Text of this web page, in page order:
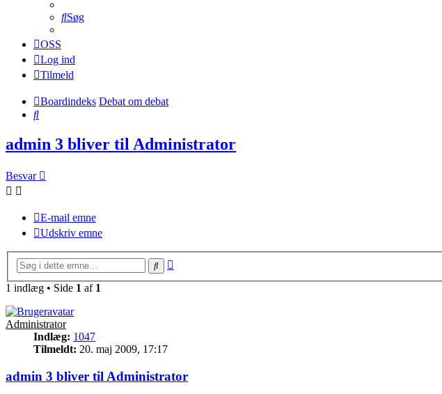
Søg
OSS
Log ind
Tilmeld
Boardindeks Debat om debat
Søg
admin 3 bliver til Administrator
Besvar
E-mail emne
Udskriv emne
Søg
1 indlæg • Side 1 af 1
Administrator
Indlæg: 1047
Tilmeldt: 20. maj 2009, 17:17
admin 3 bliver til Administrator